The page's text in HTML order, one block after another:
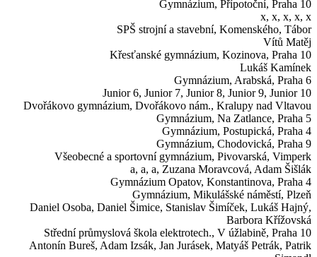
Gymnázium, Přípotoční, Praha 10
x, x, x, x, x
SPŠ strojní a stavební, Komenského, Tábor
Vítů Matěj
Křesťanské gymnázium, Kozinova, Praha 10
Lukáš Kamínek
Gymnázium, Arabská, Praha 6
Junior 6, Junior 7, Junior 8, Junior 9, Junior 10
Dvořákovo gymnázium, Dvořákovo nám., Kralupy nad Vltavou
Gymnázium, Na Zatlance, Praha 5
Gymnázium, Postupická, Praha 4
Gymnázium, Chodovická, Praha 9
Všeobecné a sportovní gymnázium, Pivovarská, Vimperk
a, a, a, Zuzana Moravcová, Adam Šišlák
Gymnázium Opatov, Konstantinova, Praha 4
Gymnázium, Mikulášské náměstí, Plzeň
Daniel Osoba, Daniel Šimice, Stanislav Šimíček, Lukáš Hajný,
Barbora Křížovská
Střední průmyslová škola elektrotech., V úžlabině, Praha 10
Antonín Bureš, Adam Izsák, Jan Jurásek, Matyáš Petrák, Patrik